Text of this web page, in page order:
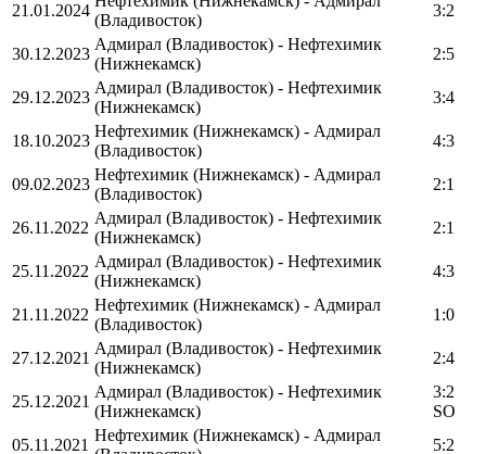
21.01.2024
(Владивосток)
3:2
30.12.2023
Адмирал (Владивосток) - Нефтехимик
(Нижнекамск)
2:5
29.12.2023
Адмирал (Владивосток) - Нефтехимик
(Нижнекамск)
3:4
18.10.2023
Нефтехимик (Нижнекамск) - Адмирал
(Владивосток)
4:3
09.02.2023
Нефтехимик (Нижнекамск) - Адмирал
(Владивосток)
2:1
26.11.2022
Адмирал (Владивосток) - Нефтехимик
(Нижнекамск)
2:1
25.11.2022
Адмирал (Владивосток) - Нефтехимик
(Нижнекамск)
4:3
21.11.2022
Нефтехимик (Нижнекамск) - Адмирал
(Владивосток)
1:0
27.12.2021
Адмирал (Владивосток) - Нефтехимик
(Нижнекамск)
2:4
25.12.2021
Адмирал (Владивосток) - Нефтехимик
(Нижнекамск)
3:2
SO
05.11.2021
Нефтехимик (Нижнекамск) - Адмирал
5:2